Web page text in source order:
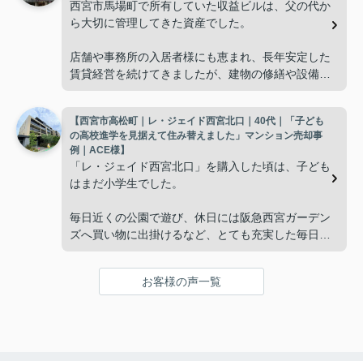
「今の私たちには少し広すぎるね。」
掃除や管理の負担も考え、夫婦二人にちょうど良い
インフィニティエステートさんへ相談すると、「パ
ークナード西宮北口」の査定だけでなく、住み替え
先とのスケジュールや資金計画まで丁寧にサポート
してくださいました。
販売活動では、西宮北口駅へのアクセス、阪急西宮
ガーデンズ、医療機関や買い物施設など、将来も安
した。
西宮市馬場町で所有していた収益ビルは、父の代か
ら大切に管理してきた資産でした。
店舗や事務所の入居者様にも恵まれ、長年安定した
賃貸経営を続けてきましたが、建物の修繕や設備更
子どもたちはそれぞれ別の仕事に就いており、
「将来、このビルの管理を任せるのは難しいかもし
れない。」
と家族で話し合うようになりました。
インフィニティエステートさんへ相談すると、収益
投資家向けの販売方法をご提案いただきました。
【西宮市高松町｜レ・ジェイド西宮北口｜40代｜「子ども
の高校進学を見据えて住み替えました」マンション売却事
例｜ACE様】
「レ・ジェイド西宮北口」を購入した頃は、子ども
はまだ小学生でした。
毎日近くの公園で遊び、休日には阪急西宮ガーデン
ズへ買い物に出掛けるなど、とても充実した毎日を
年月が経ち、子どもが高校進学を意識する年齢にな
お客様の声一覧